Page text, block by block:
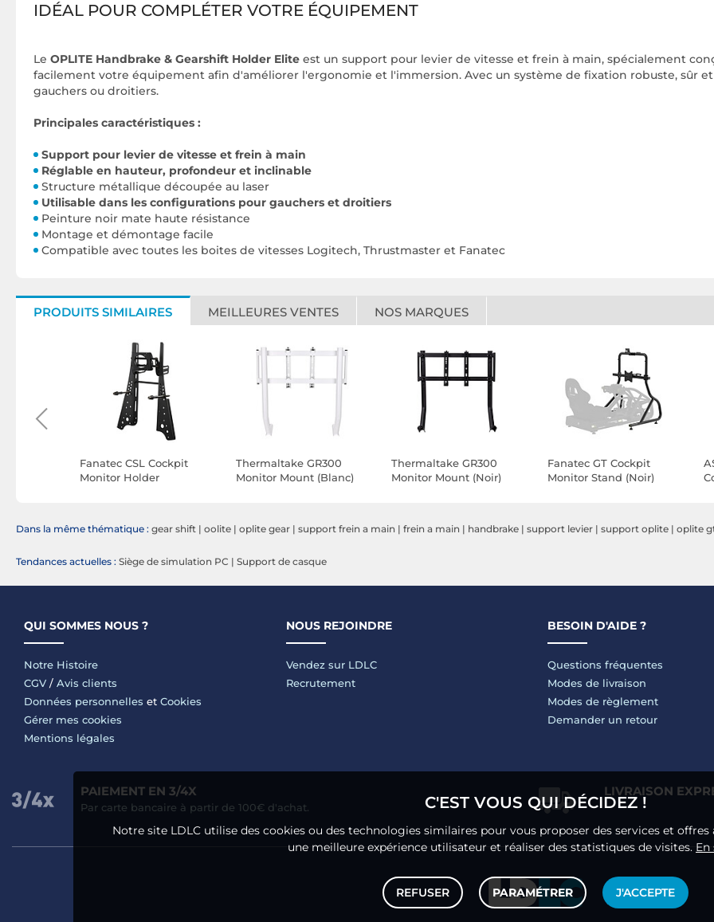
IDÉAL POUR COMPLÉTER VOTRE ÉQUIPEMENT
Le OPLITE Handbrake & Gearshift Holder Elite est un support pour levier de vitesse et frein à main, spécialement
facilement votre équipement afin d'améliorer l'ergonomie et l'immersion. Avec un système de fixation robuste, sûr
gauchers ou droitiers.
Principales caractéristiques :
Support pour levier de vitesse et frein à main
Réglable en hauteur, profondeur et inclinable
Structure métallique découpée au laser
Utilisable dans les configurations pour gauchers et droitiers
Peinture noir mate haute résistance
Montage et démontage facile
Compatible avec toutes les boites de vitesses Logitech, Thrustmaster et Fanatec
PRODUITS SIMILAIRES MEILLEURES VENTES NOS MARQUES
Fanatec CSL Cockpit
Monitor Holder
Thermaltake GR300
Monitor Mount (Blanc)
Thermaltake GR300
Monitor Mount (Noir)
Fanatec GT Cockpit
Monitor Stand (Noir)
Dans la même thématique : gear shift | oolite | oplite gear | support frein a main | frein a main | handbrake | support levier | support oplite | oplite
Tendances actuelles : Siège de simulation PC | Support de casque
QUI SOMMES NOUS ?
Notre Histoire
CGV / Avis clients
Données personnelles et Cookies
Gérer mes cookies
Mentions légales
NOUS REJOINDRE
Vendez sur LDLC
Recrutement
BESOIN D'AIDE ?
Questions fréquentes
Modes de livraison
Modes de règlement
Demander un retour
PAIEMENT EN 3/4X
Par carte bancaire à partir de 100€ d'achat.
LIVRAISON
C'EST VOUS QUI DÉCIDEZ !
Notre site LDLC utilise des cookies ou des technologies similaires pour vous proposer des services et
une meilleure expérience utilisateur et réaliser des statistiques de visites. En
REFUSER PARAMÉTRER J'ACCEPTE